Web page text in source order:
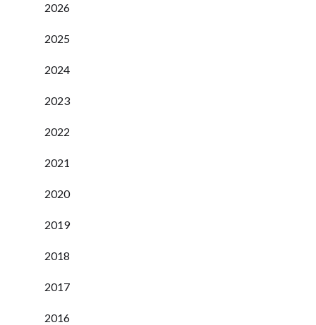
2026
2025
2024
2023
2022
2021
2020
2019
2018
2017
2016